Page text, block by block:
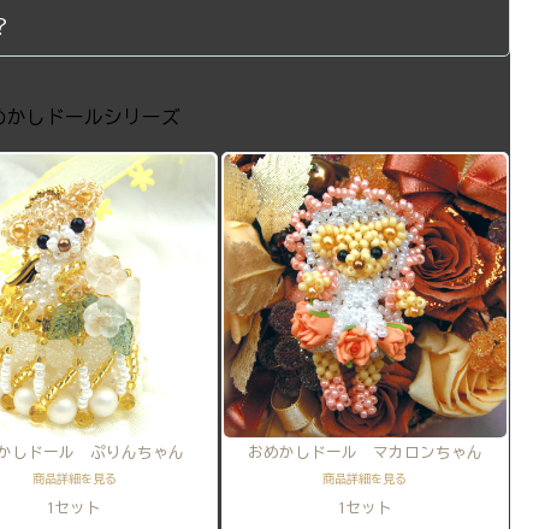
かしドールシリーズ
しドール ぷりんちゃん
商品詳細を見る
1セット
おめかしドール マカロンちゃん
商品詳細を見る
1セット